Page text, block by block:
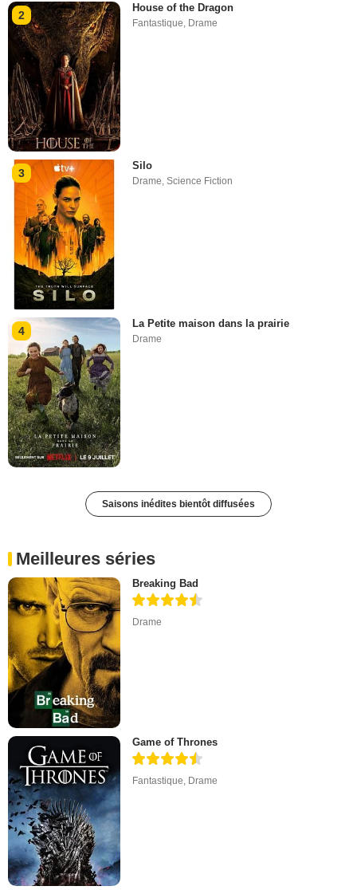
2
House of the Dragon
Fantastique Drame
3
Silo
Drame,Science Fiction
4
La Petite maison dans la prairie
Drame
Saisons inédites bientôt diffusées
Meilleures séries
Breaking Bad
Drame
Game of Thrones
Fantastique Drame